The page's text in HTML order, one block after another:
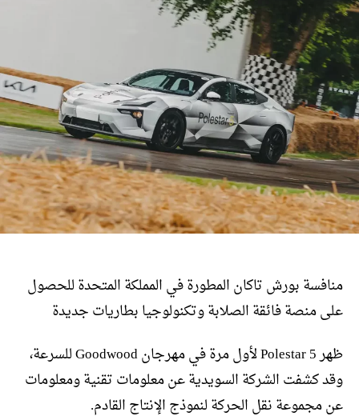
منافسة بورش تاكان المطورة في المملكة المتحدة للحصول
على منصة فائقة الصلابة وتكنولوجيا بطاريات جديدة
ظهر Polestar 5 لأول مرة في مهرجان Goodwood للسرعة،
وقد كشفت الشركة السويدية عن معلومات تقنية ومعلومات
عن مجموعة نقل الحركة لنموذج الإنتاج القادم.